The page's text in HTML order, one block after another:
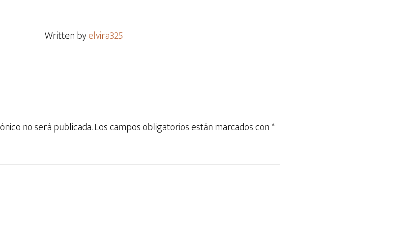
Written byelvira325
no será publicada.Los campos obligatorios están marcados con*